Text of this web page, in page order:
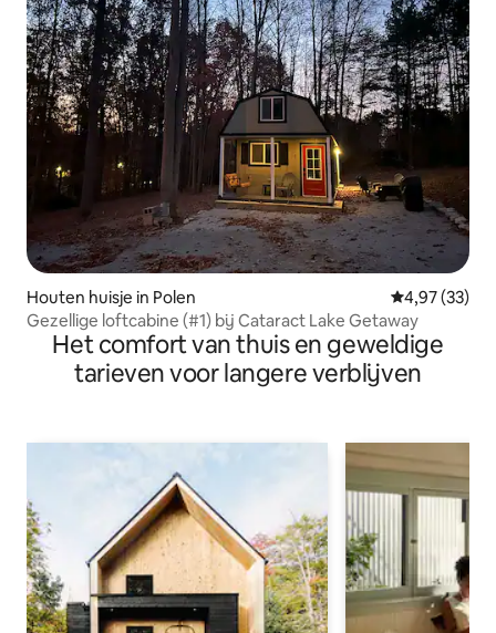
Houten huisje in Polen Gemiddelde
4,97 (33)
Gezellige loftcabine (#1) bij Cataract Lake Getaway
Het comfort van thuis en geweldige
tarieven voor langere verblijven